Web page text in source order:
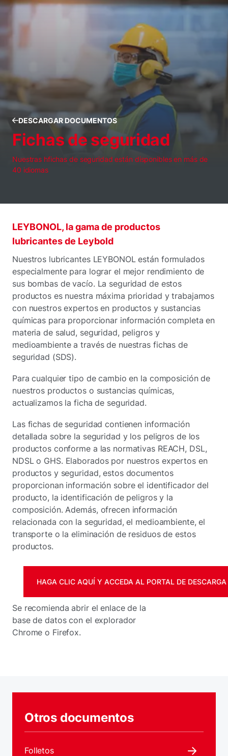
DESCARGAR DOCUMENTOS
Fichas de seguridad
Nuestras hfichas de seguridad están disponibles en más de
40 idiomas
LEYBONOL, la gama de productos
lubricantes de Leybold
Nuestros lubricantes LEYBONOL están formulados
especialmente para lograr el mejor rendimiento de
sus bombas de vacío. La seguridad de estos
productos es nuestra máxima prioridad y trabajamos
con nuestros expertos en productos y sustancias
químicas para proporcionar información completa en
materia de salud, seguridad, peligros y
medioambiente a través de nuestras fichas de
seguridad (SDS).
Para cualquier tipo de cambio en la composición de
nuestros productos o sustancias químicas,
actualizamos la ficha de seguridad.
Las fichas de seguridad contienen información
detallada sobre la seguridad y los peligros de los
productos conforme a las normativas REACH, DSL,
NDSL o GHS. Elaborados por nuestros expertos en
productos y seguridad, estos documentos
proporcionan información sobre el identificador del
producto, la identificación de peligros y la
composición. Además, ofrecen información
relacionada con la seguridad, el medioambiente, el
transporte o la eliminación de residuos de estos
productos.
HAGA CLIC AQUÍ Y ACCEDA AL PORTAL DE
Se recomienda abrir el enlace de la
base de datos con el explorador
Chrome o Firefox.
Otros documentos
Folletos